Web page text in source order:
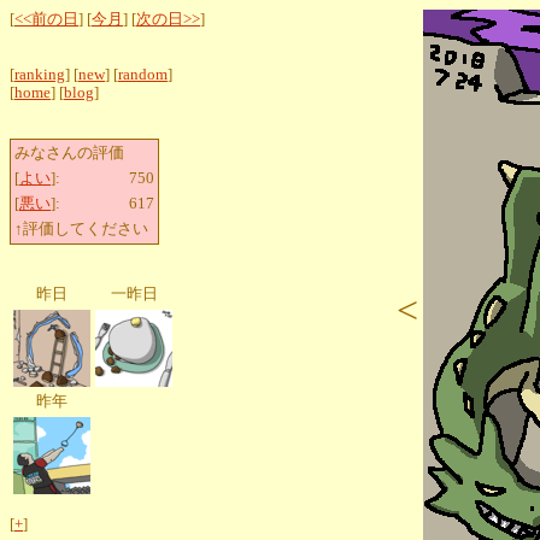
[<<前の日 ] [今月 ] [次の日>>]
[ranking] [new] [random]
[home] [blog]
みなさんの評価
[よい]:
750
[悪い]:
617
↑評価してください
昨日 一昨日
昨年
[+]
<